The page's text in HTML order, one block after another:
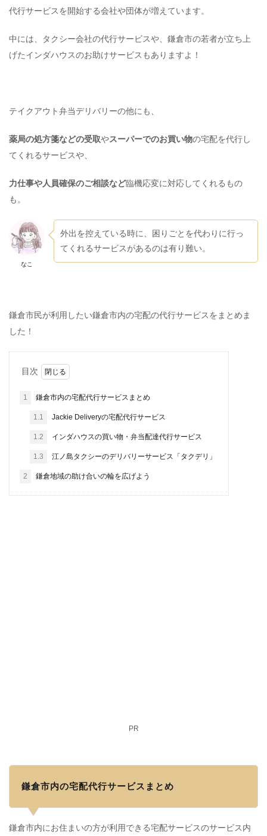
代行サービスを開始する会社や団体が増えています。
中には、タクシー会社の代行サービスや、鎌倉市の若者が立ち上
げたインダハウスのお助けサービスもありますよ！
テイクアウト弁当デリバリーの他にも、
薬局の処方箋などの受取やスーパーでのお買い物の宅配を代行し
てくれるサービスや、
力仕事や人員確保のご相談など臨機応変に対応してくれるもの
も。
なこ
外出を控えている時に、困りごとを代わりに行っ
てくれるサービスがあるのは有り難い。
鎌倉市民が利用したい鎌倉市内の宅配の代行サービスをまとめま
した！
目次
1 鎌倉市内の宅配代行サービスまとめ
1.1 Jackie Deliveryの宅配代行サービス
1.2 インダハウスの買い物・弁当配達代行サービス
1.3 江ノ島タクシーのデリバリーサービス「タクデリ」
2 鎌倉地域の助け合いの輪を広げよう
PR
鎌倉市内の宅配代行サービスまとめ
鎌倉市内にお住まいの方が利用できる宅配サービスのサービス内